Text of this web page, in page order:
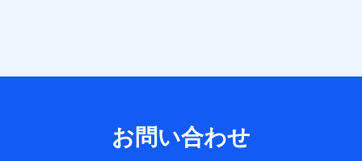
品の名称・購入場所・決済に関する情報、アンケートの回答
当社または株式会社NTTドコモ・フィナンシャルグループが
提供する保険関連サービスに関して取得し、又は保有する情
お問い合わせ